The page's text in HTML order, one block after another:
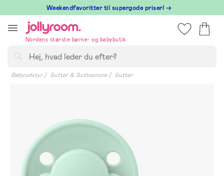
till
innehållet
⁠ Weekendfavoritter til supergode priser! →
Nordens største børne- og babybutik
Babyudstyr Sutter & Suttesnore Sutter